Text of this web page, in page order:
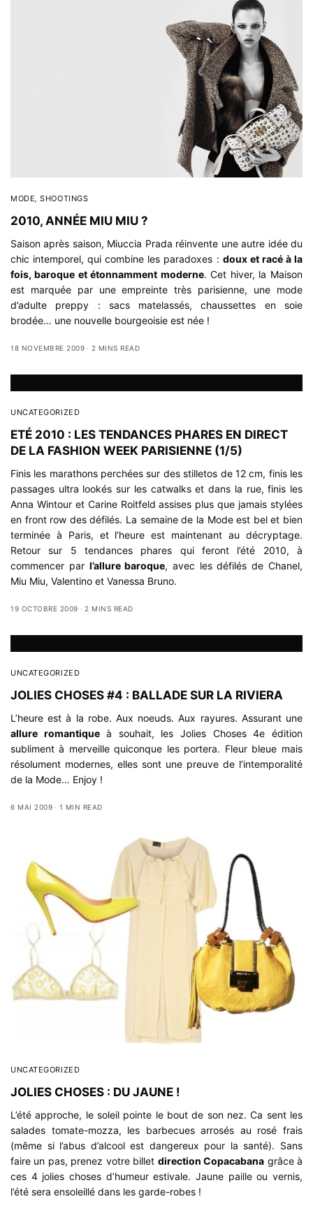
MODE,SHOOTINGS
2010, ANNÉE MIU MIU ?
Saison après saison, Miuccia Prada réinvente une autre idée du
chic intemporel, qui combine les paradoxes : doux et racé à la
fois, baroque et étonnamment moderne. Cet hiver, la Maison
est marquée par une empreinte très parisienne, une mode
d’adulte preppy : sacs matelassés, chaussettes en soie
brodée… une nouvelle bourgeoisie est née !
18 NOVEMBRE 2009 2 MINS READ
UNCATEGORIZED
ETÉ 2010 : LES TENDANCES PHARES EN DIRECT
DE LA FASHION WEEK PARISIENNE (1/5)
Finis les marathons perchées sur des stilletos de 12 cm, finis les
passages ultra lookés sur les catwalks et dans la rue, finis les
Anna Wintour et Carine Roitfeld assises plus que jamais stylées
en front row des défilés. La semaine de la Mode est bel et bien
terminée à Paris, et l’heure est maintenant au décryptage.
Retour sur 5 tendances phares qui feront l’été 2010, à
commencer par l’allure baroque, avec les défilés de Chanel,
Miu Miu, Valentino et Vanessa Bruno.
19 OCTOBRE 2009 2 MINS READ
UNCATEGORIZED
JOLIES CHOSES #4 : BALLADE SUR LA RIVIERA
L’heure est à la robe. Aux noeuds. Aux rayures. Assurant une
allure romantiqueà souhait, les Jolies Choses 4e édition
subliment à merveille quiconque les portera. Fleur bleue mais
résolument modernes, elles sont une preuve de l’intemporalité
de la Mode… Enjoy !
6 MAI 2009 1 MIN READ
UNCATEGORIZED
JOLIES CHOSES : DU JAUNE !
L’été approche, le soleil pointe le bout de son nez. Ca sent les
salades tomate-mozza, les barbecues arrosés au rosé frais
(même si l’abus d’alcool est dangereux pour la santé). Sans
faire un pas, prenez votre billet direction Copacabana grâce à
ces 4 jolies choses d’humeur estivale. Jaune paille ou vernis,
l’été sera ensoleillé dans les garde-robes !